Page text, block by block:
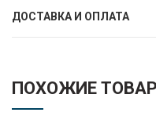
ДОСТАВКА И ОПЛАТА
ПОХОЖИЕ